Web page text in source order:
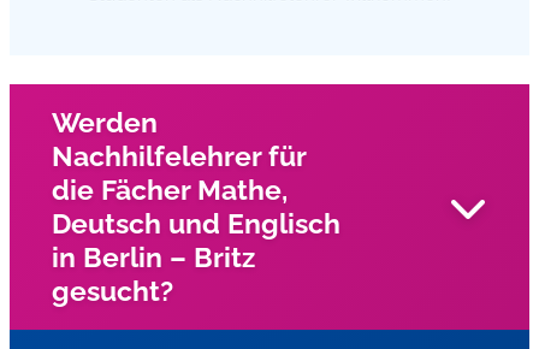
Werden
Nachhilfelehrer für
die Fächer Mathe,
Deutsch und Englisch
in Berlin – Britz
gesucht?